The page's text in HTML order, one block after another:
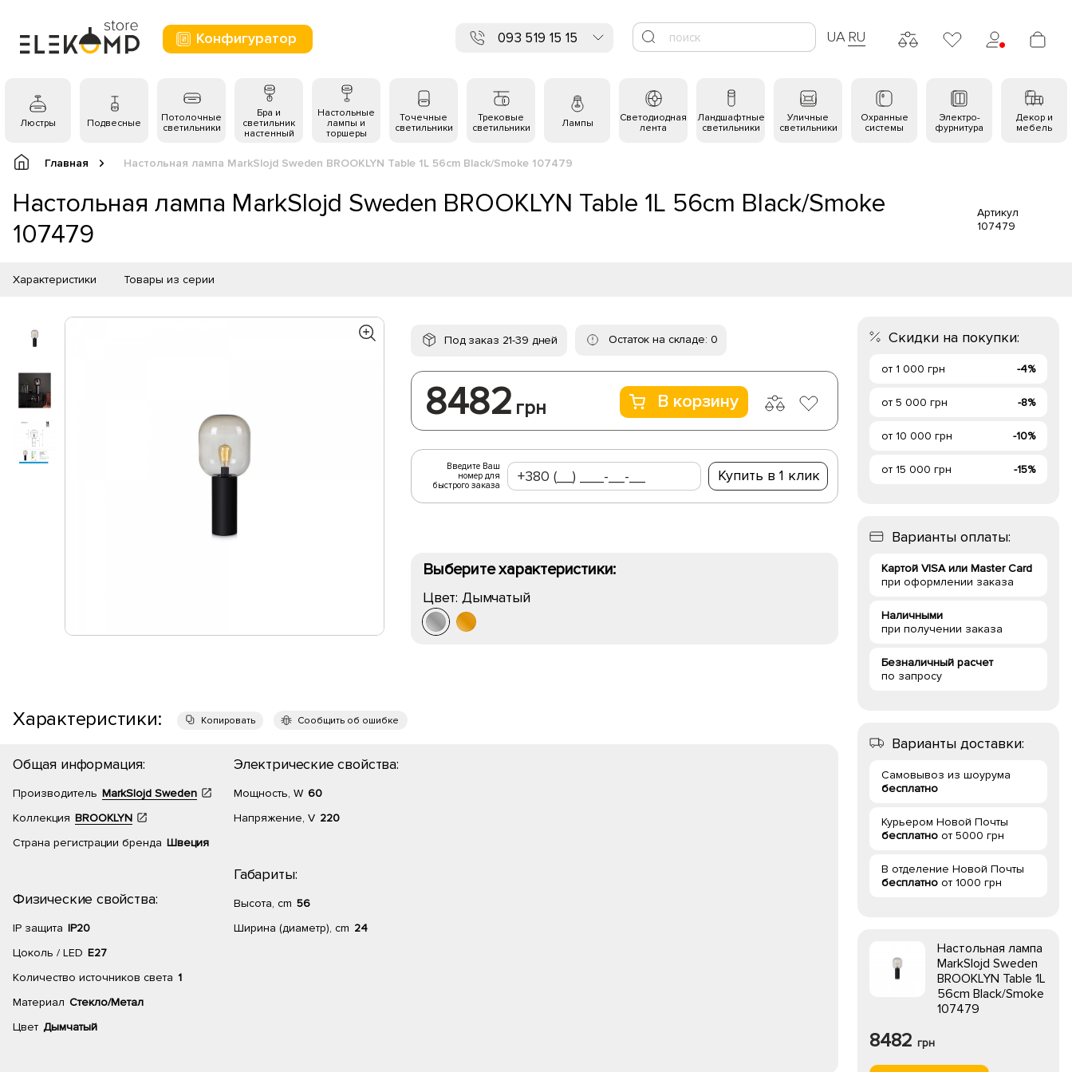
Конфигуратор 093 519 15 15 UA RU
Люстры Подвесные
Потолочные
светильники
Бра и
светильник
настенный
Настольные
лампы и
торшеры
Точечные
светильники
Трековые
светильники
Лампы
Светодиодная
лента
Ландшафтные
светильники
Уличные
светильники
Охранные
системы
Электро-
фурнитура
Декор и
мебель
Главная Настольная лампа MarkSlojd Sweden BROOKLYN Table 1L 56cm Black/Smoke 107479
Настольная лампа MarkSlojd Sweden BROOKLYN Table 1L 56cm Black/Smoke
107479
Артикул
107479
Характеристики Товары из серии
Под заказ 21-39 дней Остаток на складе: 0
8482 грн В корзину
Введите Ваш
номер для
быстрого заказа
Купить в 1 клик
Выберите характеристики:
Цвет: Дымчатый
Характеристики: Копировать Сообщить об ошибке
Общая информация:
Производитель MarkSlojd Sweden
Коллекция BROOKLYN
Страна регистрации бренда Швеция
Физические свойства:
IP защита IP20
Цоколь / LED E27
Количество источников света 1
Материал Стекло/Метал
Цвет Дымчатый
Электрические свойства:
Мощность, W 60
Напряжение, V 220
Габариты:
Высота, cm 56
Ширина (диаметр), cm 24
Скидки на покупки:
от 1 000 грн -4%
от 5 000 грн -8%
от 10 000 грн -10%
от 15 000 грн -15%
Варианты оплаты:
Картой VISA или Master Card
при оформлении заказа
Наличными
при получении заказа
Безналичный расчет
по запросу
Варианты доставки:
Самовывоз из шоурума
бесплатно
Курьером Новой Почты
бесплатно от 5000 грн
В отделение Новой Почты
бесплатно от 1000 грн
Настольная лампа
MarkSlojd Sweden
BROOKLYN Table 1L
56cm Black/Smoke
107479
8482 грн